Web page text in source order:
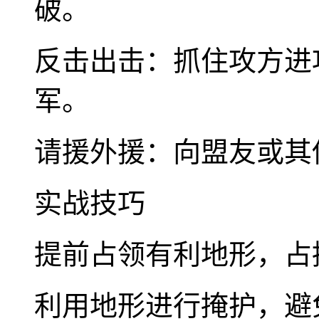
破。
反击出击：抓住攻方
军。
请援外援：向盟友或
实战技巧
提前占领有利地形，
利用地形进行掩护，